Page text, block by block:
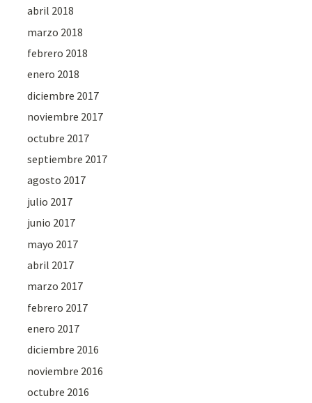
abril 2018
marzo 2018
febrero 2018
enero 2018
diciembre 2017
noviembre 2017
octubre 2017
septiembre 2017
agosto 2017
julio 2017
junio 2017
mayo 2017
abril 2017
marzo 2017
febrero 2017
enero 2017
diciembre 2016
noviembre 2016
octubre 2016